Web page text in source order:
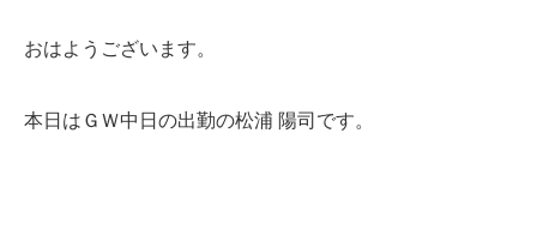
おはようございます。
本日はＧＷ中日の出勤の松浦 陽司です。